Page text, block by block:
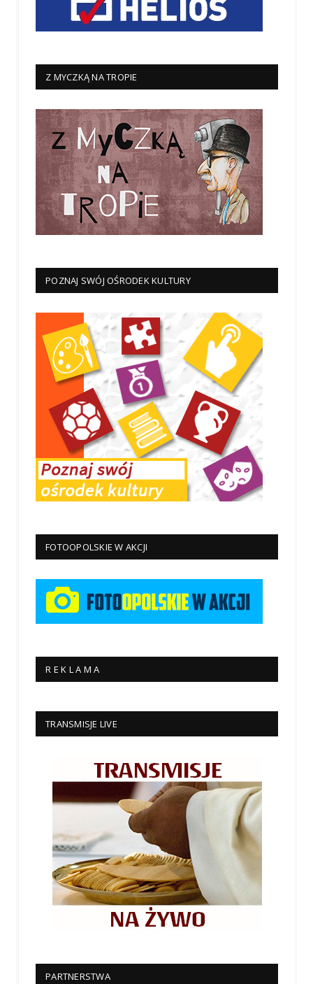
Z MYCZKĄ NA TROPIE
POZNAJ SWÓJ OŚRODEK KULTURY
FOTOOPOLSKIE W AKCJI
R E K L A M A
TRANSMISJE LIVE
PARTNERSTWA